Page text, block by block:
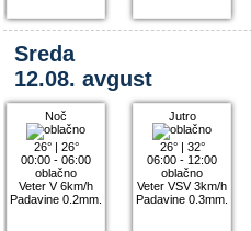
Sreda
12.08. avgust
Noč
26°| 26°
00:00 - 06:00
oblačno
Veter V 6km/h
Padavine 0.2mm.
Jutro
26°| 32°
06:00 - 12:00
oblačno
Veter VSV 3km/h
Padavine 0.3mm.